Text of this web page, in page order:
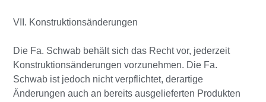
VII. Konstruktionsänderungen
Die Fa. Schwab behält sich das Recht vor, jederzeit
Konstruktionsänderungen vorzunehmen. Die Fa.
Schwab ist jedoch nicht verpflichtet, derartige
Änderungen auch an bereits ausgelieferten Produkten